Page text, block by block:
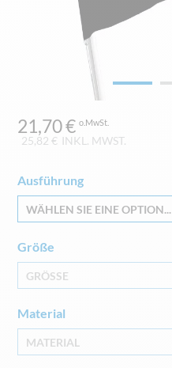
25,82 € INKL. MWST.
21,70 €
Ausführung
WÄHLEN SIE EINE OPTION...
Größe
GRÖSSE
Material
MATERIAL
Anfang
der